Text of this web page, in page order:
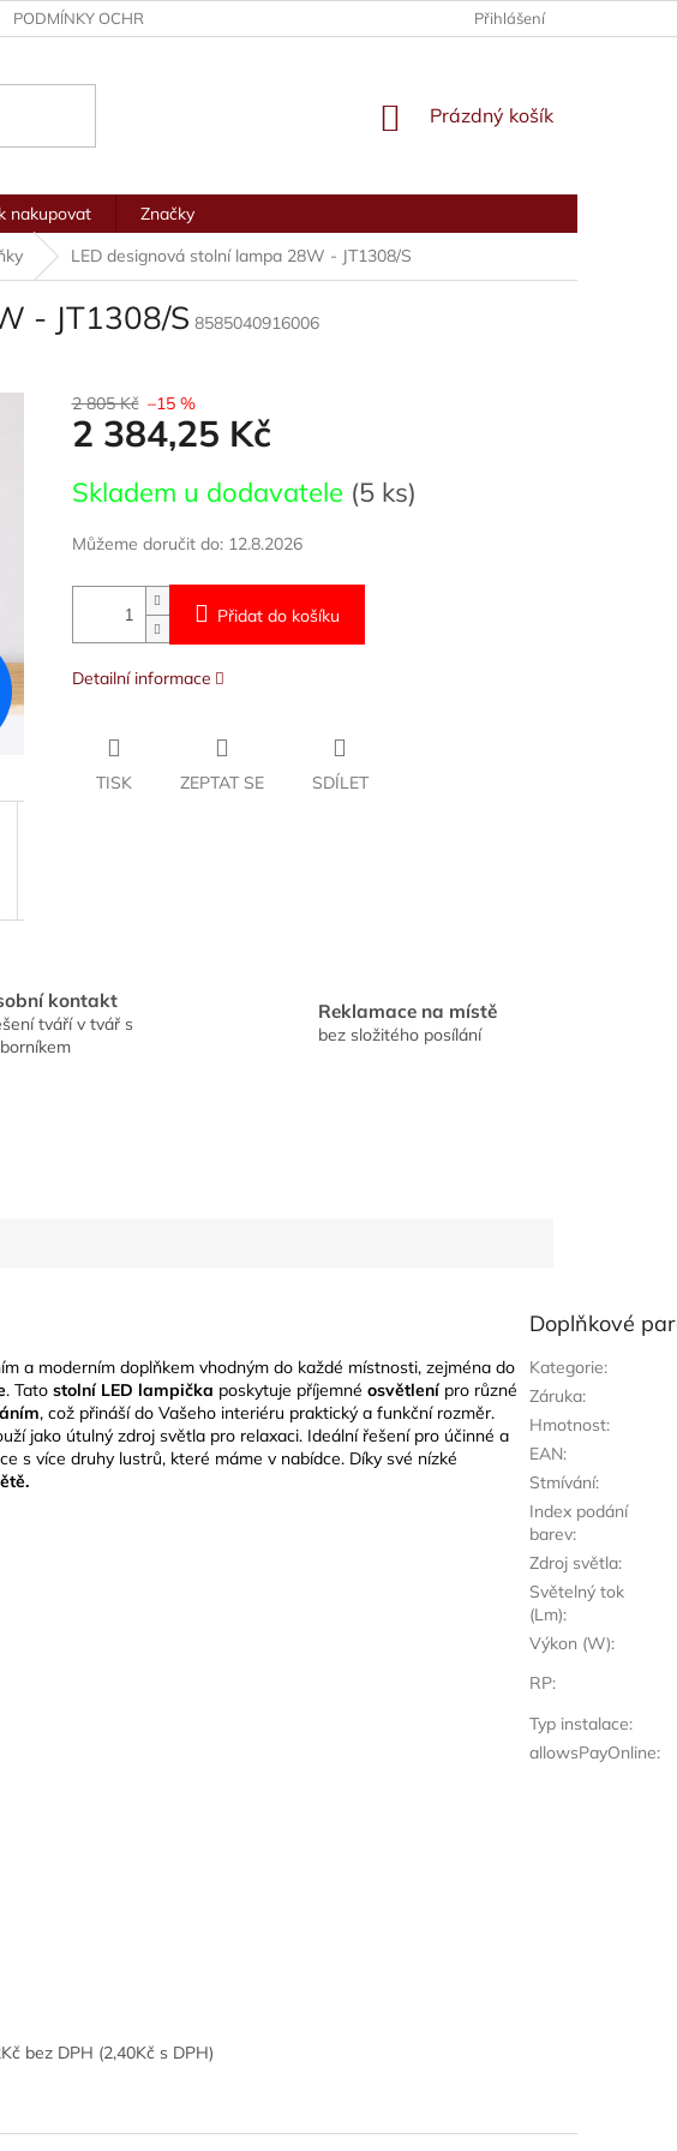
PODMÍNKY OCHRANY OSOBNÍCH ÚDAJŮ Přihlášení
NÁKUPNÍ
Prázdný košík
nakupovat
Značky
LED designová stolní lampa 28W - JT1308/S
- JT1308/S 8585040916006
2 805 Kč –15 %
2 384,25 Kč
cena:
Skladem u dodavatele (5 ks)
Můžeme doručit do: 12.8.2026
Přidat do košíku
Detailní informace
TISK ZEPTAT SE SDÍLET
kontakt
tváří v tvář s
Reklamace na místě
bez složitého posílání
a moderním doplňkem vhodným do každé místnosti, zejména do
. Tato stolní LED lampička poskytuje příjemné osvětlenípro různé
, což přináší do Vašeho interiéru praktický a funkční rozměr.
jako útulný zdroj světla pro relaxaci. Ideální řešení pro účinné a
s více druhy lustrů, které máme v nabídce. Díky své nízké
bez DPH (2,40Kč s DPH)
Doplňkové
Kategorie:
Záruka:
Hmotnost:
EAN:
Stmívání:
Index podání
barev:
Zdroj světla:
Světelný tok
(Lm):
Výkon (W):
RP:
Typ instalace:
allowsPayOnline: